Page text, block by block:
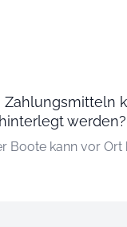
werden?
Boote kann vor